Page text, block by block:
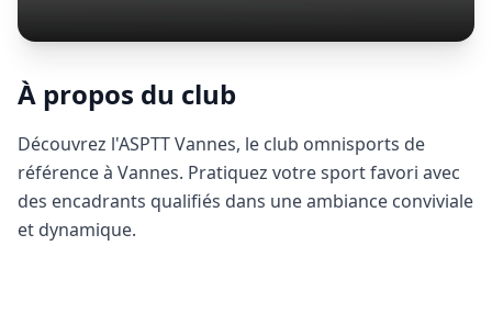
À propos du club
Découvrez l'ASPTT Vannes, le club omnisports de
référence à Vannes. Pratiquez votre sport favori avec
des encadrants qualifiés dans une ambiance conviviale
et dynamique.